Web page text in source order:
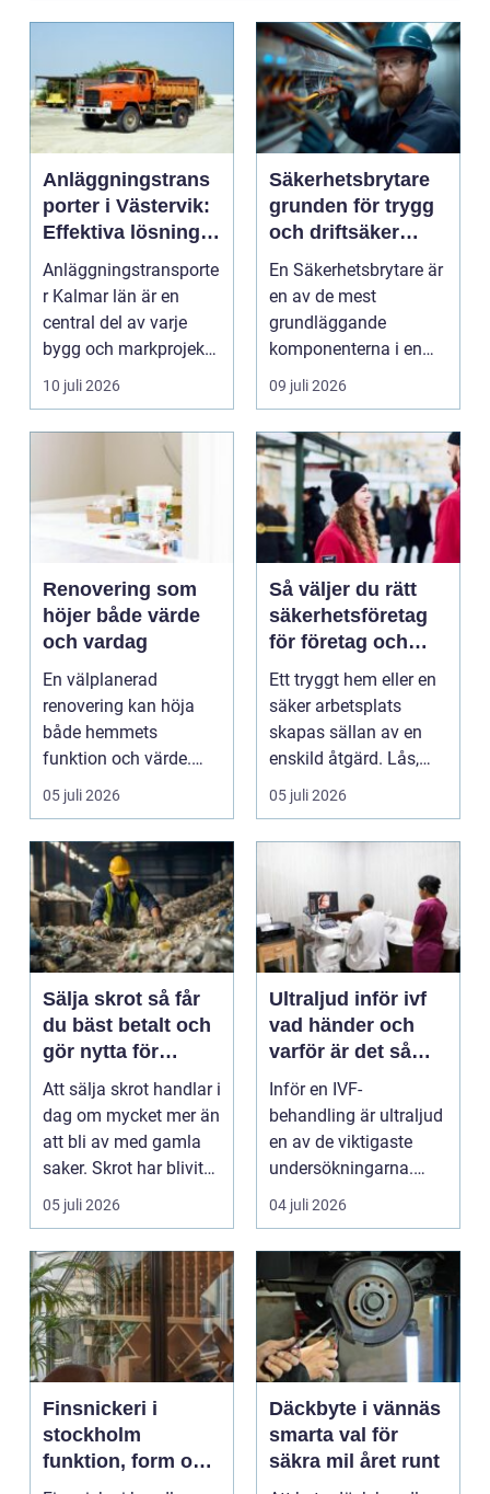
Anläggningstrans
porter i Västervik:
Effektiva lösningar
för bygg och
markarbete
Anläggningstransporte
r Kalmar län är en
central del av varje
bygg och markprojekt i
o...
10 juli 2026
Säkerhetsbrytare
grunden för trygg
och driftsäker
elinstallation
En Säkerhetsbrytare är
en av de mest
grundläggande
komponenterna i en
trygg elanläggning,
oavsett om...
09 juli 2026
Renovering som
höjer både värde
och vardag
En välplanerad
renovering kan höja
både hemmets
funktion och värde.
Genom att a...
05 juli 2026
Så väljer du rätt
säkerhetsföretag
för företag och
bostadsrättsföreni
ng
Ett tryggt hem eller en
säker arbetsplats
skapas sällan av en
enskild åtgärd. Lås,
kameror, belysnin...
05 juli 2026
Sälja skrot så får
du bäst betalt och
gör nytta för
miljön
Att sälja skrot handlar i
dag om mycket mer än
att bli av med gamla
saker. Skrot har blivit
en värde...
05 juli 2026
Ultraljud inför ivf
vad händer och
varför är det så
viktigt?
Inför en IVF-
behandling är ultraljud
en av de viktigaste
undersökningarna.
Med hjälp av ultraljud
få...
04 juli 2026
Finsnickeri i
stockholm
funktion, form och
fingertoppskänsla
Däckbyte i vännäs
smarta val för
säkra mil året runt